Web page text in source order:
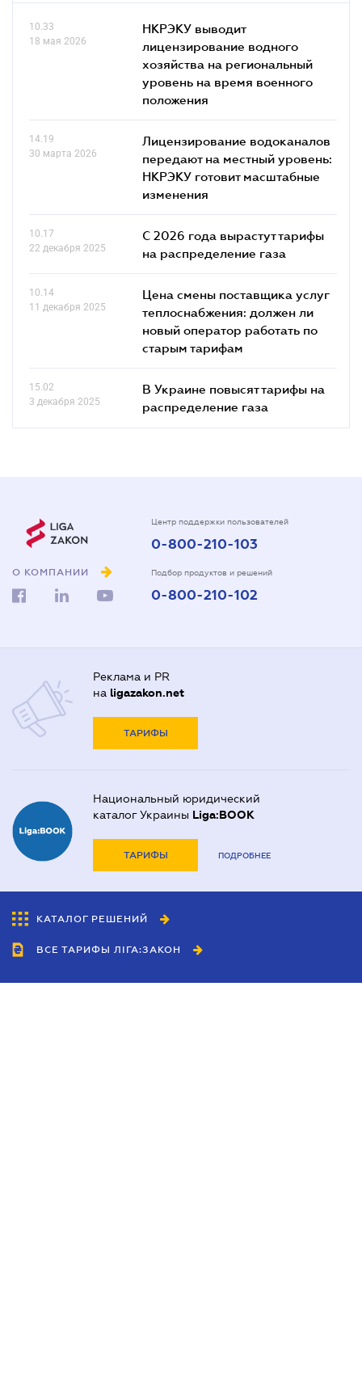
10.33
18 мая 2026
НКРЭКУ выводит
лицензирование водного
хозяйства на региональный
уровень на время военного
положения
14.19
30 марта 2026
Лицензирование водоканалов
передают на местный уровень:
НКРЭКУ готовит масштабные
изменения
10.17
22 декабря 2025
С 2026 года вырастут тарифы
на распределение газа
10.14
11 декабря 2025
Цена смены поставщика услуг
теплоснабжения: должен ли
новый оператор работать по
старым тарифам
15.02
3 декабря 2025
В Украине повысят тарифы на
распределение газа
О КОМПАНИИ
Центр поддержки пользователей
0-800-210-103
Подбор продуктов и решений
0-800-210-102
Реклама и PR
на ligazakon.net
ТАРИФЫ
Национальный юридический
каталог Украины Liga:BOOK
ТАРИФЫ ПОДРОБНЕЕ
КАТАЛОГ РЕШЕНИЙ
ВСЕ ТАРИФЫ ЛІГА:ЗАКОН